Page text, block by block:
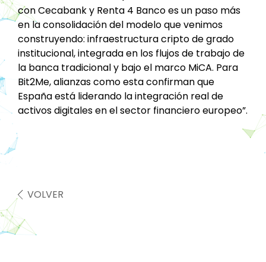
con Cecabank y Renta 4 Banco es un paso más
en la consolidación del modelo que venimos
construyendo: infraestructura cripto de grado
institucional, integrada en los flujos de trabajo de
la banca tradicional y bajo el marco MiCA. Para
Bit2Me, alianzas como esta confirman que
España está liderando la integración real de
activos digitales en el sector financiero europeo”.
VOLVER